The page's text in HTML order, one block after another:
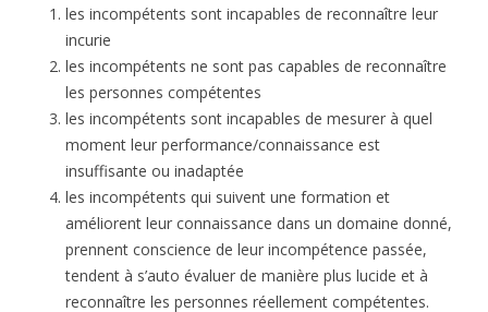
les incompétents sont incapables de reconnaître leur
incurie
les incompétents ne sont pas capables de reconnaître
les personnes compétentes
les incompétents sont incapables de mesurer à quel
moment leur performance/connaissance est
insuffisante ou inadaptée
les incompétents qui suivent une formation et
améliorent leur connaissance dans un domaine donné,
prennent conscience de leur incompétence passée,
tendent à s’auto évaluer de manière plus lucide et à
reconnaître les personnes réellement compétentes.